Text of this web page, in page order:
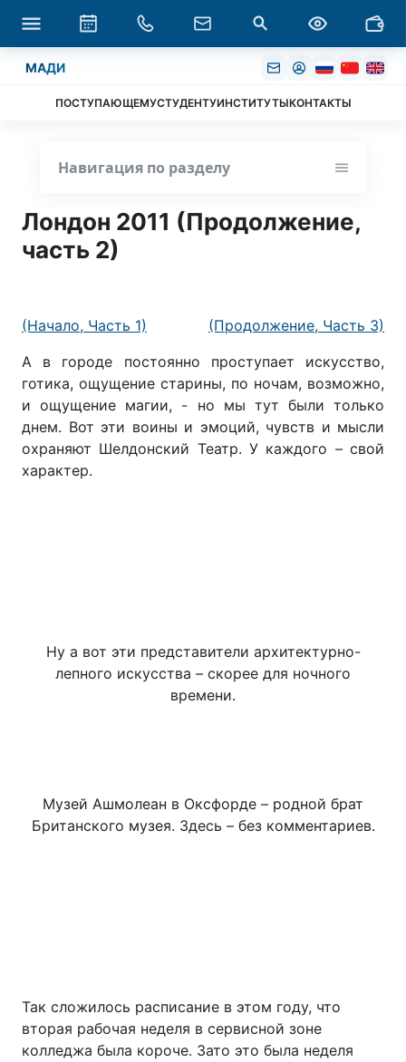
МАДИ
ПОСТУПАЮЩЕМУСТУДЕНТУИНСТИТУТЫКОНТАКТЫ
Лондон 2011 (Продолжение,
часть 2)
(Начало, Часть 1)
(Продолжение, Часть 3)
А в городе постоянно проступает искусство,
готика, ощущение старины, по ночам, возможно,
и ощущение магии, - но мы тут были только
днем. Вот эти воины и эмоций, чувств и мысли
охраняют Шелдонский Театр. У каждого – свой
характер.
Ну а вот эти представители архитектурно-
лепного искусства – скорее для ночного
времени.
Музей Ашмолеан в Оксфорде – родной брат
Британского музея. Здесь – без комментариев.
Так сложилось расписание в этом году, что
вторая рабочая неделя в сервисной зоне
колледжа была короче. Зато это была неделя
Навигация по разделу